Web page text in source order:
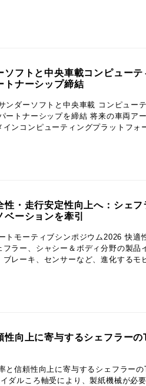
ソフトと中央車載コンピューテ
トナーシップ締結
ンダーソフトと中央車載 コンピュー
ートナーシップを締結 将来の車両ア
インコンピューティングプラットフォ
性・走行安定性向上へ：シェフ
ーションを牽引
トモーティブシンポジウム2026 快適
ラー、シャシー＆ボディ分野の製品
レーキ、センサーなど、進化するモ
性向上に寄与するシェフラー
と信頼性向上に寄与するシェフラー
ルころ軸受により、製紙機械が必